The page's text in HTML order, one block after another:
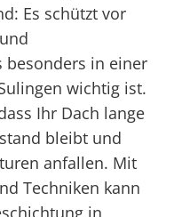
Es schützt vor
besonders in einer
wichtig ist.
Ihr Dach lange
bleibt und
anfallen. Mit
Techniken kann
in